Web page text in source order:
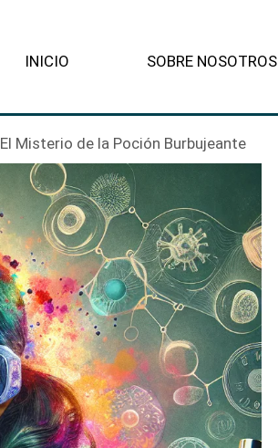
INICIO SOBRE NOSOTROS
El Misterio de la Poción Burbujeante